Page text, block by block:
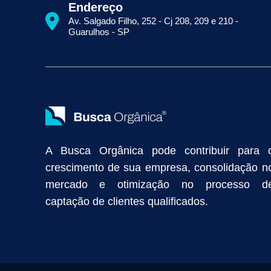
Primeira Página do Google Sem Pagar por Clique
Quais
Empresa de Prospecção B2B
Marketing Industrial Marketing
Divulgação Online
Atração de Clientes
Anunciar na Internet
Captar Clientes Criação de Site para
Endereço
Av. Salgado Filho, 252 - Cj 208, 209 e 210 -
Guarulhos - SP
A Busca Orgânica pode contribuir para
crescimento de sua empresa, consolidação
mercado e otimização no processo
captação de clientes qualificados.